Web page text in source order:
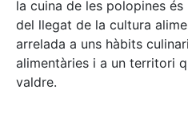
la cuina de les polopines
del llegat de la cultura
arrelada a uns hàbits
alimentàries i a un territori
valdre.